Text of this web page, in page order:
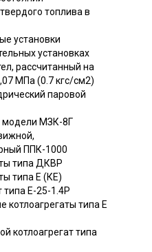
топлива в
установки
установках
рассчитанный на
МПа (0.7 кгс/см2)
паровой
модели МЗК-8Г
ППК-1000
типа ДКВР
типа Е (КЕ)
типа Е-25-1.4Р
котлоагрегаты типа Е
котлоагрегат типа